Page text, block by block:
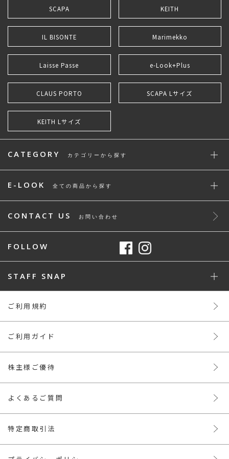
SCAPA KEITH
IL BISONTE Marimekko
Laisse Passe e-Look+Plus
CLAUS PORTO SCAPA Lサイズ
KEITH Lサイズ
CATEGORY カテゴリーから探す
E-LOOK 全ての商品から探す
CONTACT US お問い合わせ
FOLLOW
STAFF SNAP
ご利用規約
ご利用ガイド
株主様ご優待
よくあるご質問
特定商取引法